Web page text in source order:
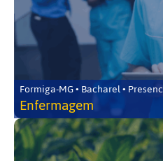
Formiga-MG • Bacharel •
Enfermagem